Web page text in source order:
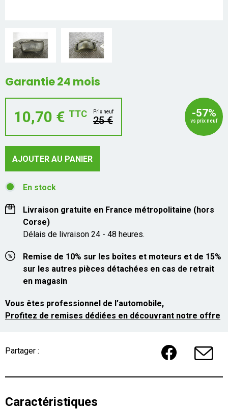
Garantie 24 mois
10,70 € TTC Prix neuf
25 €
-57%
vs prix neuf
AJOUTER AU PANIER
En stock
Livraison gratuite en France métropolitaine (hors
Corse)
Délais de livraison 24 - 48 heures.
Remise de 10% sur les boîtes et moteurs et de 15%
sur les autres pièces détachées en cas de retrait
en magasin
Vous êtes professionnel de l’automobile,
Profitez de remises dédiées en découvrant notre offre
Partager :
Caractéristiques